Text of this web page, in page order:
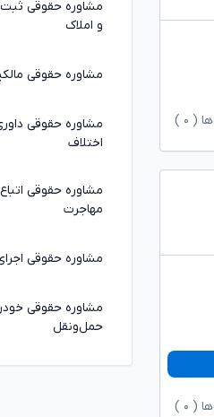
( ۰
( ۰
مشاوره حقوقی ثبت
و املاک
مشاوره حقوقی
مشاوره حقوقی
اختلاف
مشاوره حقوقی
مهاجرت
مشاوره حقوقی
مشاوره حقوقی
حمل‌ونقل